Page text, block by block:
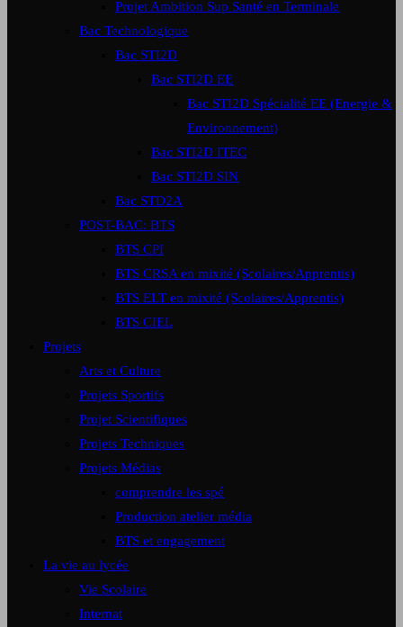
Projet Ambition Sup Santé en Terminale
Bac Technologique
Bac STI2D
Bac STI2D EE
Bac STI2D Spécialité EE (Energie &
Environnement)
Bac STI2D ITEC
Bac STI2D SIN
Bac STD2A
POST-BAC: BTS
BTS CPI
BTS CRSA en mixité (Scolaires/Apprentis)
BTS ELT en mixité (Scolaires/Apprentis)
BTS CIEL
Projets
Arts et Culture
Projets Sportifs
Projet Scientifiques
Projets Techniques
Projets Médias
comprendre les spé
Production atelier média
BTS et engagement
La vie au lycée
Vie Scolaire
Internat